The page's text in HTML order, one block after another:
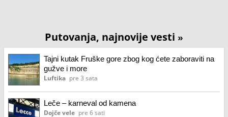
Putovanja, najnovije vesti »
Tajni kutak Fruške gore zbog kog ćete zaboraviti na
gužve i more
Luftika pre 3 sata
Leče – karneval od kamena
Dojče vele pre 6 sati